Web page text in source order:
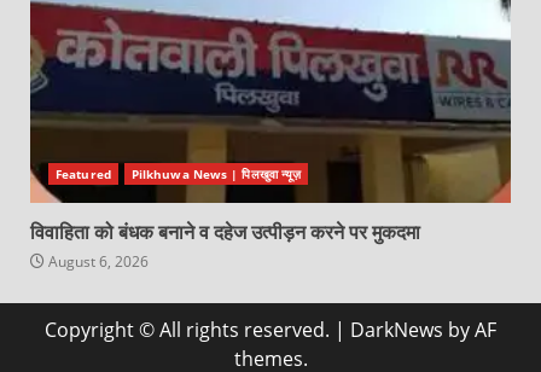
Featured Pilkhuwa News | पिलखुवा न्यूज़
विवाहिता को बंधक बनाने व दहेज उत्पीड़न करने पर मुकदमा
August 6, 2026
Copyright © All rights reserved. | DarkNews by AF
themes.